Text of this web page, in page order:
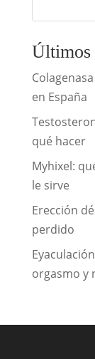
Últimos
en España
qué hacer
Myhixel:
le sirve
Erección
perdido
orgasmo y